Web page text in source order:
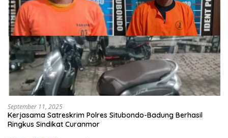
September 11, 2025
Kerjasama Satreskrim Polres Situbondo-Badung Berhasil
Ringkus Sindikat Curanmor